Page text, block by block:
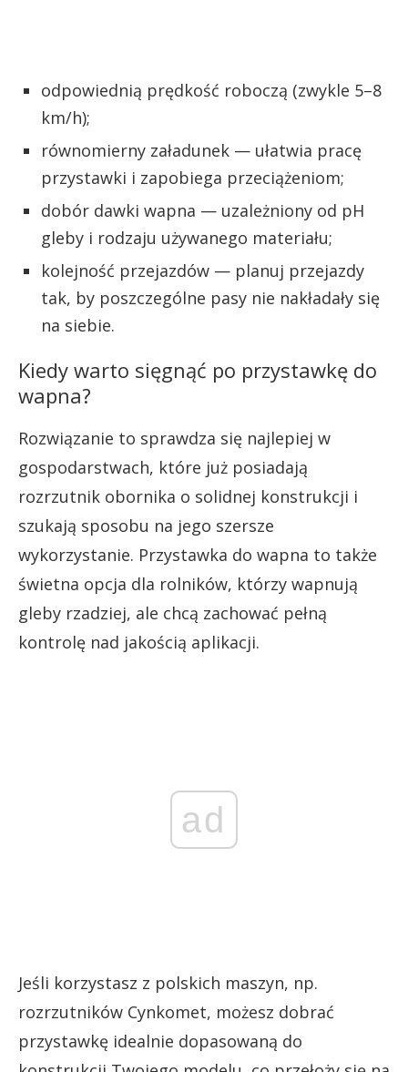
odpowiednią prędkość roboczą (zwykle 5–8
km/h);
równomierny załadunek — ułatwia pracę
przystawki i zapobiega przeciążeniom;
dobór dawki wapna — uzależniony od pH
gleby i rodzaju używanego materiału;
kolejność przejazdów — planuj przejazdy
tak, by poszczególne pasy nie nakładały się
na siebie.
Kiedy warto sięgnąć po przystawkę do
wapna?
Rozwiązanie to sprawdza się najlepiej w
gospodarstwach, które już posiadają
rozrzutnik obornika o solidnej konstrukcji i
szukają sposobu na jego szersze
wykorzystanie. Przystawka do wapna to także
świetna opcja dla rolników, którzy wapnują
gleby rzadziej, ale chcą zachować pełną
kontrolę nad jakością aplikacji.
ad
Jeśli korzystasz z polskich maszyn, np.
rozrzutników Cynkomet, możesz dobrać
przystawkę idealnie dopasowaną do